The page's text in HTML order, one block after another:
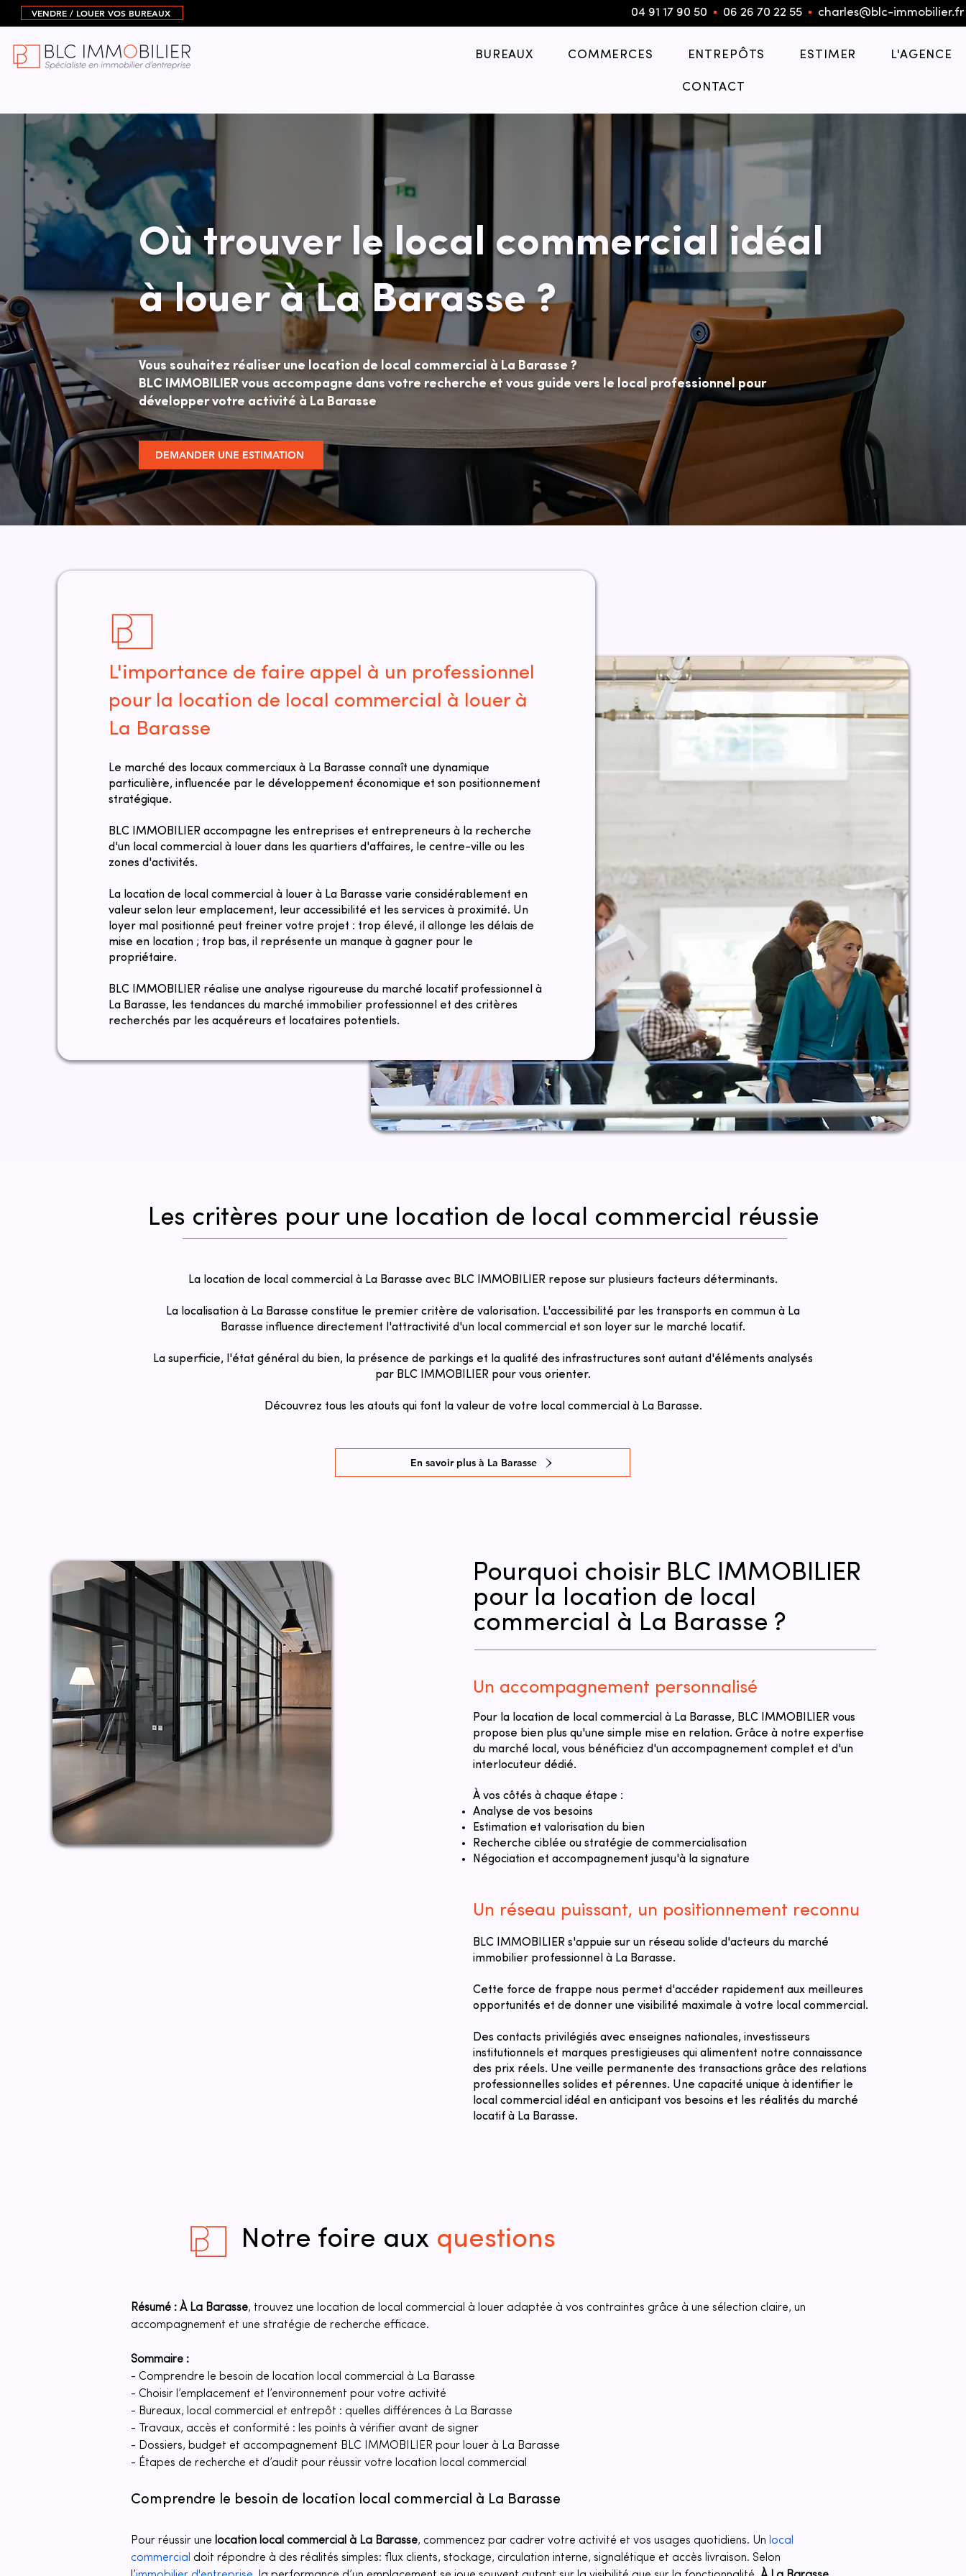
VENDRE / LOUER VOS BUREAUX 04 91 17 90 50 ▪︎ 06 26 70 22 55 ▪︎ charles@blc-immobilier.fr
BUREAUX COMMERCES ENTREPÔTS ESTIMER L'AGENCE
CONTACT
Où trouver le local commercial idéal
à louer à La Barasse ?
Vous souhaitez réaliser une location de local commercial à La Barasse ?
BLC IMMOBILIER vous accompagne dans votre recherche et vous guide vers le local professionnel pour
développer votre activité à La Barasse
DEMANDER UNE ESTIMATION
L'importance de faire appel à un professionnel
pour la location de local commercial à louer à
La Barasse
Le marché des locaux commerciaux à La Barasse connaît une dynamique
particulière, influencée par le développement économique et son positionnement
stratégique.
BLC IMMOBILIER accompagne les entreprises et entrepreneurs à la recherche
d'un local commercial à louer dans les quartiers d'affaires, le centre-ville ou les
zones d'activités.
La location de local commercial à louer à La Barasse varie considérablement en
valeur selon leur emplacement, leur accessibilité et les services à proximité. Un
loyer mal positionné peut freiner votre projet : trop élevé, il allonge les délais de
mise en location ; trop bas, il représente un manque à gagner pour le
propriétaire.
​​BLC IMMOBILIER réalise une analyse rigoureuse du marché locatif professionnel à
La Barasse, les tendances du marché immobilier professionnel et des critères
recherchés par les acquéreurs et locataires potentiels.
Les critères pour une location de local commercial réussie
La location de local commercial à La Barasse avec BLC IMMOBILIER repose sur plusieurs facteurs déterminants.
La localisation à La Barasse constitue le premier critère de valorisation. L'accessibilité par les transports en commun à La
Barasse influence directement l'attractivité d'un local commercial et son loyer sur le marché locatif.
La superficie, l'état général du bien, la présence de parkings et la qualité des infrastructures sont autant d'éléments analysés
par BLC IMMOBILIER pour vous orienter.
Découvrez tous les atouts qui font la valeur de votre local commercial à La Barasse.
En savoir plus à La Barasse
Pourquoi choisir BLC IMMOBILIER
pour la location de local
commercial à La Barasse ?
Un accompagnement personnalisé
Pour la location de local commercial à La Barasse, BLC IMMOBILIER vous
propose bien plus qu'une simple mise en relation. Grâce à notre expertise
du marché local, vous bénéficiez d'un accompagnement complet et d'un
interlocuteur dédié.
À vos côtés à chaque étape :
Analyse de vos besoins
Estimation et valorisation du bien
Recherche ciblée ou stratégie de commercialisation
Négociation et accompagnement jusqu'à la signature
Un réseau puissant, un positionnement reconnu
BLC IMMOBILIER s'appuie sur un réseau solide d'acteurs du marché
immobilier professionnel à La Barasse.
Cette force de frappe nous permet d'accéder rapidement aux meilleures
opportunités et de donner une visibilité maximale à votre local commercial.
Des contacts privilégiés avec enseignes nationales, investisseurs
institutionnels et marques prestigieuses qui alimentent notre connaissance
des prix réels. Une veille permanente des transactions grâce des relations
professionnelles solides et pérennes. Une capacité unique à identifier le
local commercial idéal en anticipant vos besoins et les réalités du marché
locatif à La Barasse.
Notre foire aux questions
Résumé : À La Barasse, trouvez une location de local commercial à louer adaptée à vos contraintes grâce à une sélection claire, un
accompagnement et une stratégie de recherche efficace.
Sommaire :
- Comprendre le besoin de location local commercial à La Barasse
- Choisir l’emplacement et l’environnement pour votre activité
- Bureaux, local commercial et entrepôt : quelles différences à La Barasse
- Travaux, accès et conformité : les points à vérifier avant de signer
- Dossiers, budget et accompagnement BLC IMMOBILIER pour louer à La Barasse
- Étapes de recherche et d’audit pour réussir votre location local commercial
Comprendre le besoin de location local commercial à La Barasse
Pour réussir une location local commercial à La Barasse, commencez par cadrer votre activité et vos usages quotidiens. Un local
commercial doit répondre à des réalités simples: flux clients, stockage, circulation interne, signalétique et accès livraison. Selon